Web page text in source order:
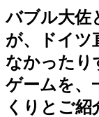
バブル大佐
が、ドイツ
なかったり
ゲームを、
くりとご紹